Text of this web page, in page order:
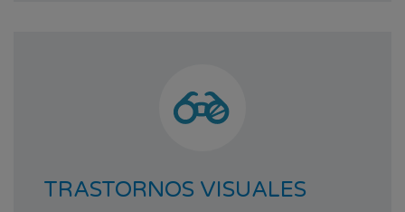
TRASTORNOS VISUALES